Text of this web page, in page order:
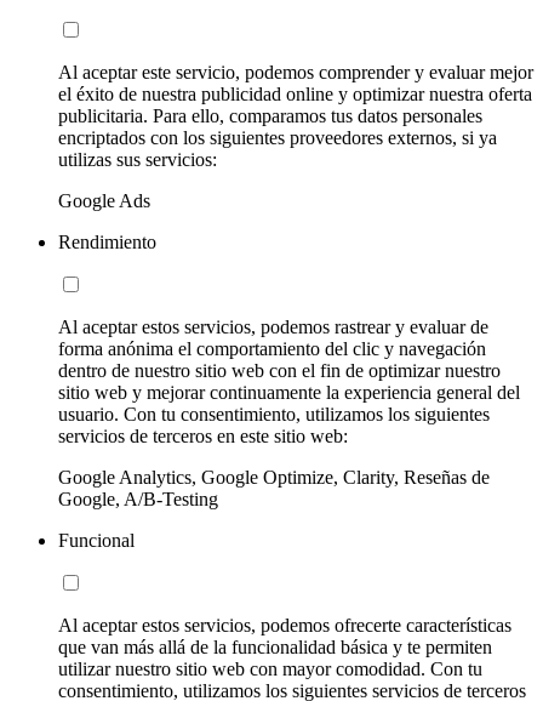
Al aceptar este servicio, podemos comprender y evaluar mejor
el éxito de nuestra publicidad online y optimizar nuestra oferta
publicitaria. Para ello, comparamos tus datos personales
encriptados con los siguientes proveedores externos, si ya
utilizas sus servicios:
Google Ads
Rendimiento
Al aceptar estos servicios, podemos rastrear y evaluar de
forma anónima el comportamiento del clic y navegación
dentro de nuestro sitio web con el fin de optimizar nuestro
sitio web y mejorar continuamente la experiencia general del
usuario. Con tu consentimiento, utilizamos los siguientes
servicios de terceros en este sitio web:
Google Analytics, Google Optimize, Clarity, Reseñas de
Google, A/B-Testing
Funcional
Al aceptar estos servicios, podemos ofrecerte características
que van más allá de la funcionalidad básica y te permiten
utilizar nuestro sitio web con mayor comodidad. Con tu
consentimiento, utilizamos los siguientes servicios de terceros